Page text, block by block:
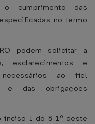
o cumprimento das
no termo
podem solicitar a
esclarecimentos e
ao fiel
e das obrigações
inciso I do § 1º deste